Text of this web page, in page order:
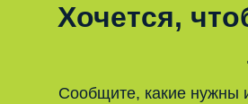
Хочется,
Сообщите, какие нужны